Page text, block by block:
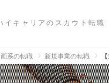
イキャリアのスカウト転職
系の転職 新規事業の転職